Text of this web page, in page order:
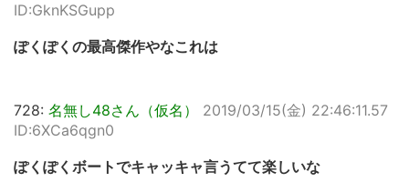
ID:GknKSGupp
ぽくぽくの最高傑作やなこれは
728: 名無し48さん（仮名） 2019/03/15(金) 22:46:11.57
ID:6XCa6qgn0
ぽくぽくボートでキャッキャ言うてて楽しいな